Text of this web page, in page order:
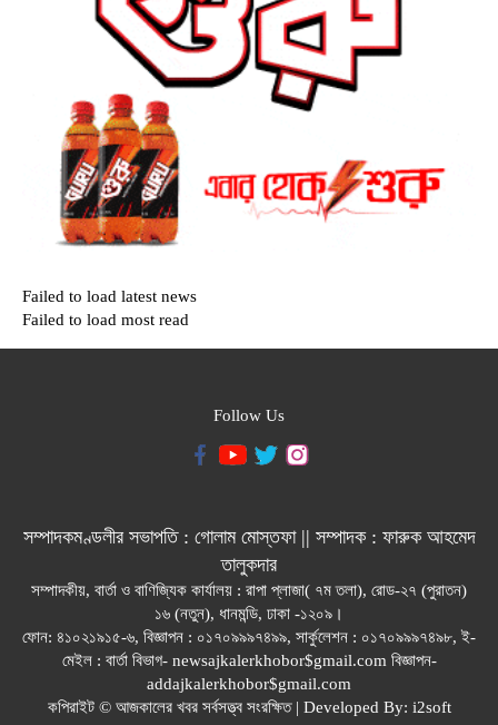
Failed to load latest news
Failed to load most read
Follow Us
সম্পাদকমণ্ডলীর সভাপতি : গোলাম মোস্তফা || সম্পাদক : ফারুক আহমেদ
তালুকদার
সম্পাদকীয়, বার্তা ও বাণিজ্যিক কার্যালয় : রাপা প্লাজা( ৭ম তলা), রোড-২৭ (পুরাতন)
১৬ (নতুন), ধানমন্ডি, ঢাকা -১২০৯।
ফোন: ৪১০২১৯১৫-৬, বিজ্ঞাপন : ০১৭০৯৯৯৭৪৯৯, সার্কুলেশন : ০১৭০৯৯৯৭৪৯৮, ই-
মেইল : বার্তা বিভাগ- newsajkalerkhobor$gmail.com বিজ্ঞাপন-
addajkalerkhobor$gmail.com
কপিরাইট © আজকালের খবর সর্বসত্ত্ব সংরক্ষিত | Developed By: i2soft